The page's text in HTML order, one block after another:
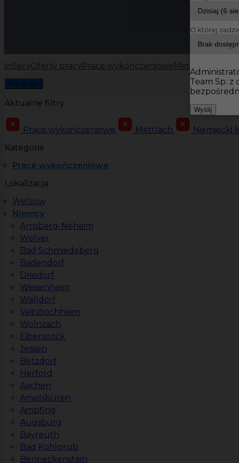
InServOferty pracy Prace wykończeniowe Mettlach
Pokaż filtr
Aktualne filtry
Prace wykończeniowe Mettlach
Niemiecki
Kategorie
Prace wykończeniowe
Lokalizacja
Welzow
Niemcy
Arnsberg-Neheim
Welver
Bad Schmiedeberg
Badendorf
Driedorf
Weisenheim
Walldorf
Veitshöchheim
Wolnzach
Eibenstock
Jessen
Betzdorf
Herford
Aachen
Amelsbüren
Ampfing
Augsburg
Bayreuth
Bad Kohlgrub
Benneckenstein
O której
Team Sp.
Wyślij